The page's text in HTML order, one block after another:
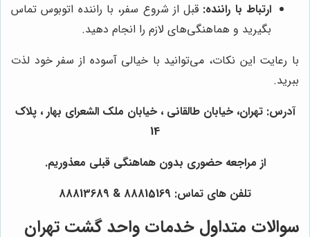
ارتباط با راننده: قبل از شروع سفر، با راننده اتوبوس تماس
بگیرید و هماهنگی‌های لازم را انجام دهید.
با رعایت این نکات، می‌توانید با خیالی آسوده از سفر خود لذت
ببرید.
آدرس: تهران، خیابان طالقانی ، خیابان ملک الشعرای بهار ، پلاک
14
از مراجعه حضوری بدون هماهنگی قبلی معذوریم.
تلفن های تماس: 88815169 & 88813689
سوالات متداول خدمات واحد گشت تهران